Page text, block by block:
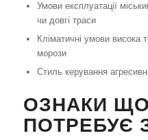
Умови експлуатації
чи довгі траси
Кліматичні умови висока
морози
Стиль керування
ОЗНАКИ
ПОТРЕБУЄ